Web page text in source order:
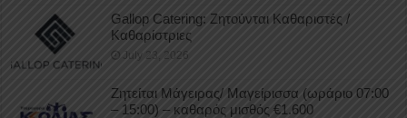
Gallop Catering: Ζητούνται Καθαριστές /
Καθαρίστριες
July 23, 2026
Ζητείται Μάγειρας/ Μαγείρισσα (ωράριο 07:00
– 15:00) – καθαρός μισθός €1.600